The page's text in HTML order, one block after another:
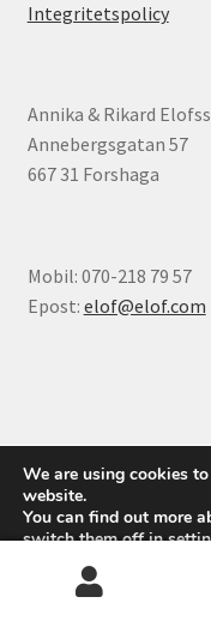
Integritetspolicy
Annika & Rikard
Annebergsgatan 57
667 31 Forshaga
Mobil: 070-218 79 57
Epost: elof@elof.com
Integritetspolicy
We are using cookies
website.
You can find out more
switch them off in
Accept